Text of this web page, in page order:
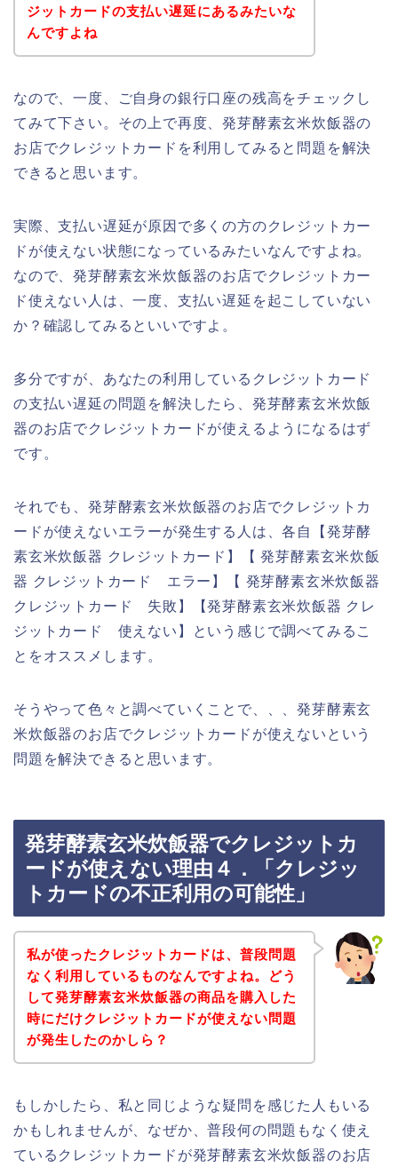
ジットカードの支払い遅延にあるみたいな
んですよね
なので、一度、ご自身の銀行口座の残高をチェックし
てみて下さい。その上で再度、発芽酵素玄米炊飯器の
お店でクレジットカードを利用してみると問題を解決
できると思います。
実際、支払い遅延が原因で多くの方のクレジットカー
ドが使えない状態になっているみたいなんですよね。
なので、発芽酵素玄米炊飯器のお店でクレジットカー
ド使えない人は、一度、支払い遅延を起こしていない
か？確認してみるといいですよ。
多分ですが、あなたの利用しているクレジットカード
の支払い遅延の問題を解決したら、発芽酵素玄米炊飯
器のお店でクレジットカードが使えるようになるはず
です。
それでも、発芽酵素玄米炊飯器のお店でクレジットカ
ードが使えないエラーが発生する人は、各自【発芽酵
素玄米炊飯器 クレジットカード】【 発芽酵素玄米炊飯
器 クレジットカード エラー】【 発芽酵素玄米炊飯器
クレジットカード 失敗】【発芽酵素玄米炊飯器 クレ
ジットカード 使えない】という感じで調べてみるこ
とをオススメします。
そうやって色々と調べていくことで、、、発芽酵素玄
米炊飯器のお店でクレジットカードが使えないという
問題を解決できると思います。
発芽酵素玄米炊飯器でクレジットカ
ードが使えない理由４．「クレジッ
トカードの不正利用の可能性」
私が使ったクレジットカードは、普段問題
なく利用しているものなんですよね。どう
して発芽酵素玄米炊飯器の商品を購入した
時にだけクレジットカードが使えない問題
が発生したのかしら？
もしかしたら、私と同じような疑問を感じた人もいる
かもしれませんが、なぜか、普段何の問題もなく使え
ているクレジットカードが発芽酵素玄米炊飯器のお店